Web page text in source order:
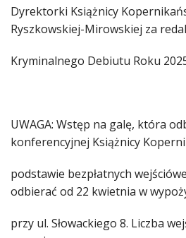
Dyrektorki Książnicy
Ryszkowskiej-Mirowskiej za
Kryminalnego Debiutu Roku
UWAGA: Wstęp na galę, która
konferencyjnej Książnicy
podstawie bezpłatnych
odbierać od 22 kwietnia w
przy ul. Słowackiego 8. Liczba